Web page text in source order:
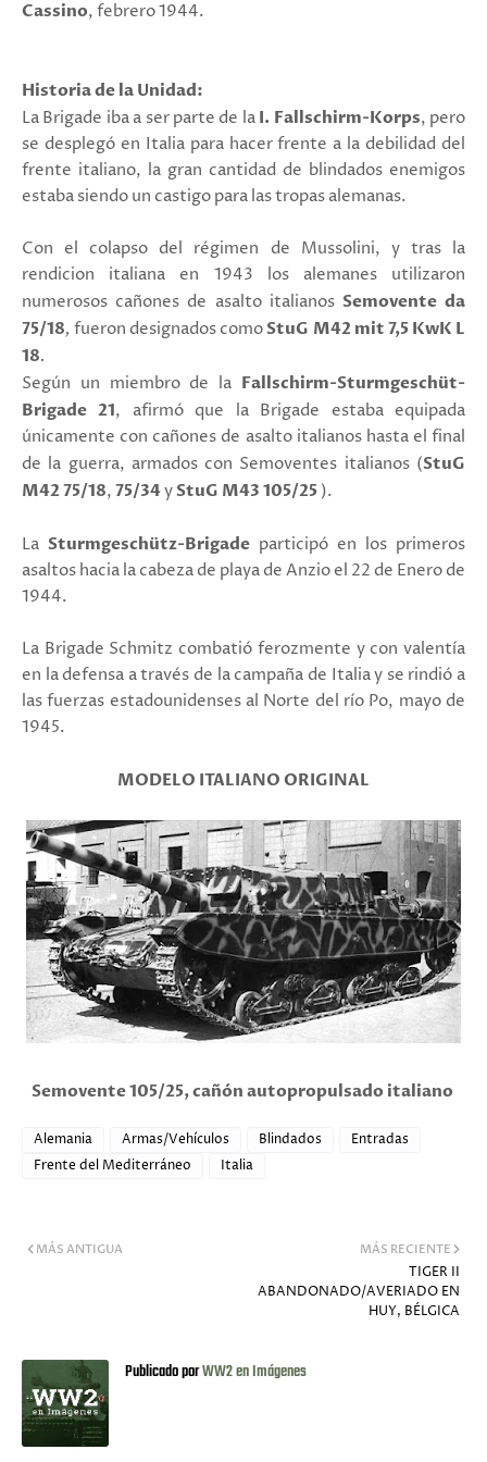
Cassino, febrero 1944.
Historia de la Unidad:
La Brigade iba a ser parte de la I. Fallschirm-Korps, pero
se desplegó en Italia para hacer frente a la debilidad del
frente italiano, la gran cantidad de blindados enemigos
estaba siendo un castigo para las tropas alemanas.
Con el colapso del régimen de Mussolini, y tras la
rendicion italiana en 1943 los alemanes utilizaron
numerosos cañones de asalto italianosSemovente da
75/18, fueron designadoscomoStuG M42 mit 7,5 KwK L
18.
Según un miembro de la Fallschirm-Sturmgeschüt-
Brigade 21, afirmó que la Brigade estaba equipada
únicamente con cañones de asalto italianos hasta el final
de la guerra, armados con Semoventes italianos (StuG
M42 75/18, 75/34yStuG M43 105/25 ).
La Sturmgeschütz-Brigade participó en los primeros
asaltos hacia la cabeza de playa deAnzioel 22 de Enero de
1944.
La Brigade Schmitz combatió ferozmente y con valentía
en la defensa a través de la campaña de Italia y se rindió a
las fuerzas estadounidenses al Norte del río Po, mayo de
1945.
MODELO ITALIANO ORIGINAL
Semovente 105/25, cañón autopropulsado italiano
Alemania Armas/Vehículos Blindados
Entradas
Frente del Mediterráneo
Italia
MÁS RECIENTE
TIGER II
ABANDONADO/AVERIADO EN
HUY, BÉLGICA
MÁS ANTIGUA
Publicado porWW2 en Imágenes